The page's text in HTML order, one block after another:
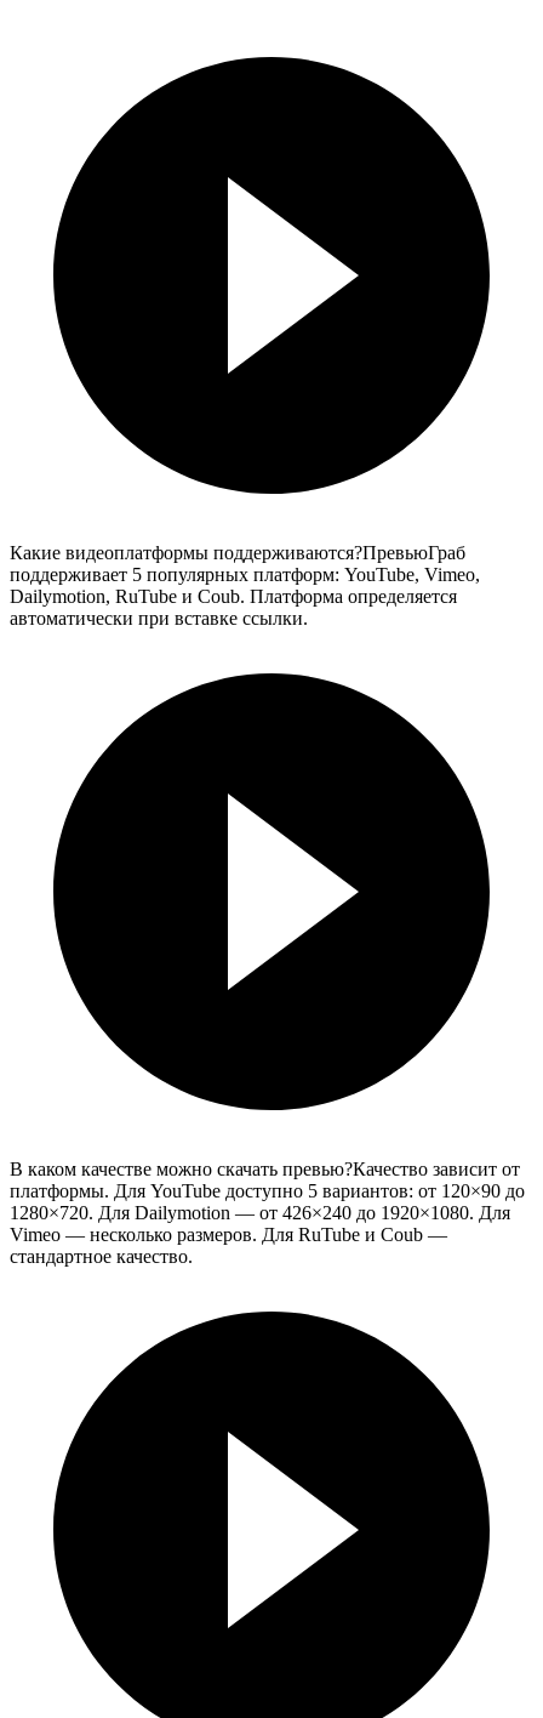
Какие видеоплатформы поддерживаются?ПревьюГраб
поддерживает 5 популярных платформ: YouTube, Vimeo,
Dailymotion, RuTube и Coub. Платформа определяется
автоматически при вставке ссылки.
В каком качестве можно скачать превью?Качество зависит от
платформы. Для YouTube доступно 5 вариантов: от 120×90 до
1280×720. Для Dailymotion — от 426×240 до 1920×1080. Для
Vimeo — несколько размеров. Для RuTube и Coub —
стандартное качество.